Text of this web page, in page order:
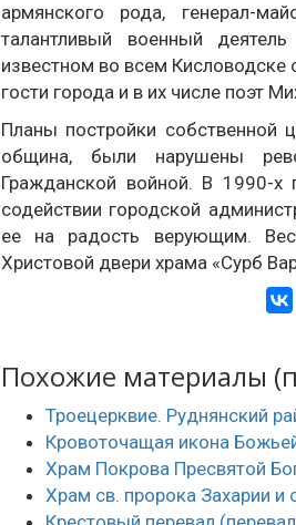
армянского рода, генерал-
талантливый военный
известном во всем
гости города и в их числе поэт
Планы постройки собственной
община, были нарушены
Гражданской войной. В 1990-х
содействии городской
ее на радость верующим.
Христовой двери храма «Сурб
Похожие материалы
Троецерквие. Руднянский
Кровоточащая икона
Храм Покрова Пресвятой
Храм св. пророка Захарии и